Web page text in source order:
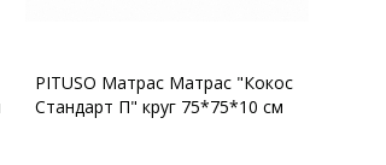
PITUSO Матрас Матрас "Кокос
Стандарт П" круг 75*75*10 см